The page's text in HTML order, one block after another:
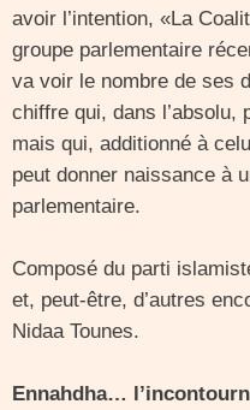
avoir l’intention, «La
groupe parlementaire
va voir le nombre de ses
chiffre qui, dans l’absolu,
mais qui, additionné à
peut donner naissance à
parlementaire.
Composé du parti
et, peut-être, d’autres
Nidaa Tounes.
Ennahdha…